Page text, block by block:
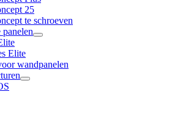
25
te schroeven
Elite
wandpanelen